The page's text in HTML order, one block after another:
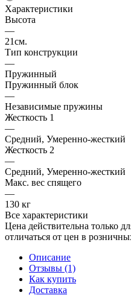
Характеристики
Высота
—
21см.
Тип конструкции
—
Пружинный
Пружинный блок
—
Независимые пружины
Жесткость 1
—
Средний, Умеренно-жесткий
Жесткость 2
—
Средний, Умеренно-жесткий
Макс. вес спящего
—
130 кг
Все характеристики
Цена действительна только
отличаться от цен в
Описание
Отзывы (1)
Как купить
Доставка